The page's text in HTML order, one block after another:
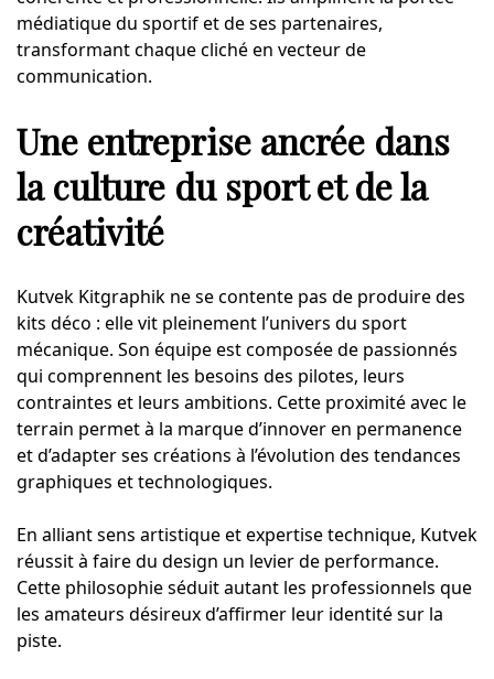
médiatique du sportif et de ses partenaires,
transformant chaque cliché en vecteur de
communication.
Une entreprise ancrée dans
la culture du sport et de la
créativité
Kutvek Kitgraphik ne se contente pas de produire des
kits déco : elle vit pleinement l’univers du sport
mécanique. Son équipe est composée de passionnés
qui comprennent les besoins des pilotes, leurs
contraintes et leurs ambitions. Cette proximité avec le
terrain permet à la marque d’innover en permanence
et d’adapter ses créations à l’évolution des tendances
graphiques et technologiques.
En alliant sens artistique et expertise technique, Kutvek
réussit à faire du design un levier de performance.
Cette philosophie séduit autant les professionnels que
les amateurs désireux d’affirmer leur identité sur la
piste.